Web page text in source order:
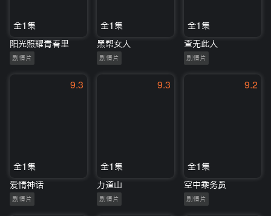
全1集
阳光照耀青春里
剧情片
全1集
黑帮女人
剧情片
全1集
查无此人
剧情片
9.3
全1集
爱情神话
剧情片
9.3
全1集
力道山
剧情片
9.2
全1集
空中乘务员
剧情片